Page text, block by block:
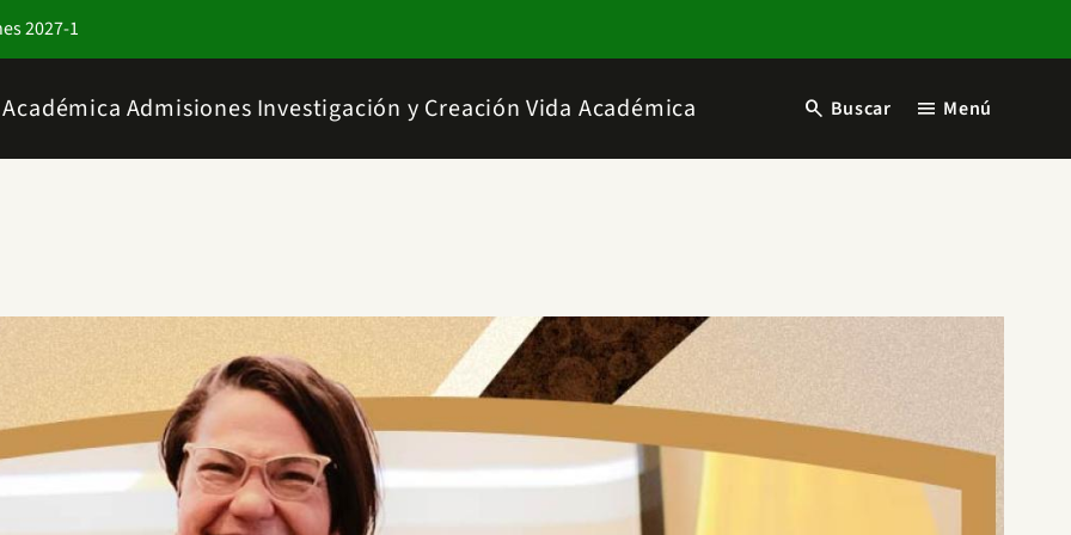
2027-1
Admisiones Investigación y Creación Vida Académica search Buscar menu Menú